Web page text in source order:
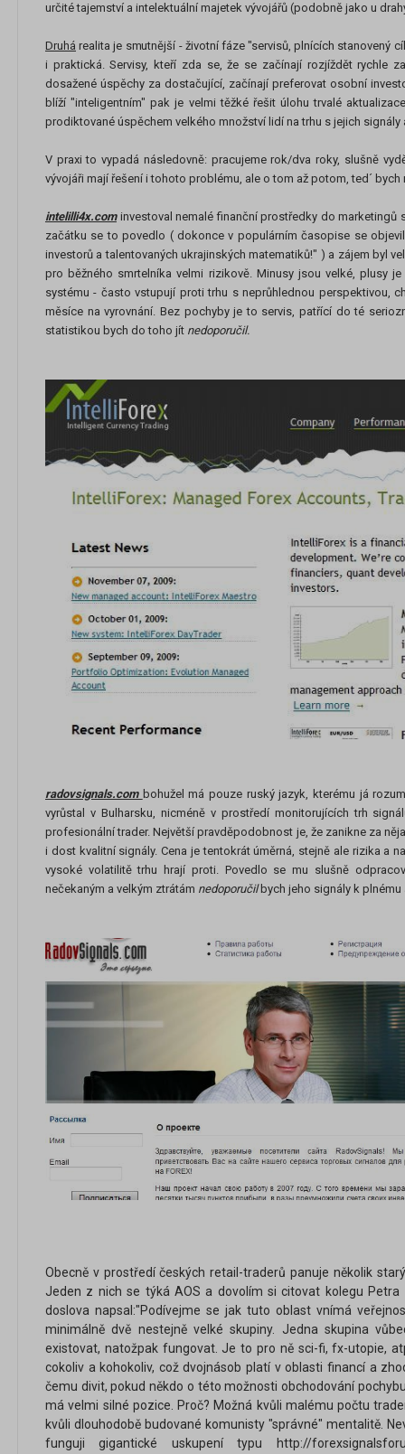
určité tajemství a intelektuální majetek vývojářů (podobně jako u
Druhá realita je smutnější - životní fáze "servisů, plnících stanovený
i praktická. Servisy, kteří zda se, že se začínají rozjíždět rychle
dosažené úspěchy za dostačující, začínají preferovat osobní
blíží "inteligentním" pak je velmi těžké řešit úlohu trvalé
prodiktované úspěchem velkého množství lidí na trhu s jejich
V praxi to vypadá následovně: pracujeme rok/dva roky, slušně
vývojáři mají řešení i tohoto problému, ale o tom až potom, ted´ bych
intelilli4x.cominvestoval nemalé finanční prostředky do marketingů
začátku se to povedlo ( dokonce v populárním časopise se
investorů a talentovaných ukrajinských matematiků!" ) a zájem byl
pro běžného smrtelníka velmi rizikově. Minusy jsou velké, plusy
systému - často vstupují proti trhu s neprůhlednou perspektivou,
měsíce na vyrovnání. Bez pochyby je to servis, patřící do té
statistikou bych do toho jít nedoporučil.
radovsignals.com bohužel má pouze ruský jazyk, kterému já
vyrůstal v Bulharsku, nicméně v prostředí monitorujících trh
profesionální trader. Největší pravděpodobnost je, že zanikne za
i dost kvalitní signály. Cena je tentokrát úměrná, stejně ale rizika a
vysoké volatilitě trhu hrají proti. Povedlo se mu slušně
nečekaným a velkým ztrátám nedoporučilbych jeho signály k
Obecně v prostředí českých retail-traderů panuje několik
Jeden z nich se týká AOS a dovolím si citovat kolegu
doslova napsal:"Podívejme se jak tuto oblast vnímá
minimálně dvě nestejně velké skupiny. Jedna skupina
existovat, natožpak fungovat. Je to pro ně sci-fi, fx-utopie,
cokoliv a kohokoliv, což dvojnásob platí v oblasti financí a
čemu divit, pokud někdo o této možnosti obchodování
má velmi silné pozice. Proč? Možná kvůli malému počtu
kvůli dlouhodobě budované komunisty "správné" mentalitě.
funguji gigantické uskupení typu http://